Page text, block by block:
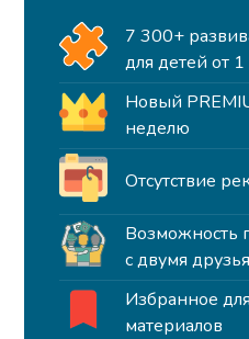
7 300+
для детей от
Новый
неделю
Отсутствие
Возможность
с двумя
Избранное
материалов